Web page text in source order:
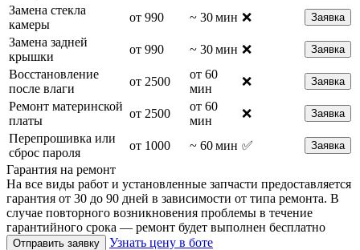
Замена стекла
камеры
от 990 ~ 30 мин ❌ Заявка
Замена задней
крышки
от 990 ~ 30 мин ❌ Заявка
Восстановление
после влаги
от 2500
от 60
мин
❌ Заявка
Ремонт материнской
платы
от 2500
от 60
мин
❌ Заявка
Перепрошивка или
сброс пароля
от 1000 ~ 60 мин ✅ Заявка
Гарантия на ремонт
На все виды работ и установленные запчасти предоставляется
гарантия от 30 до 90 дней в зависимости от типа ремонта. В
случае повторного возникновения проблемы в течение
гарантийного срока — ремонт будет выполнен бесплатно
Отправить заявку
Узнать цену в боте